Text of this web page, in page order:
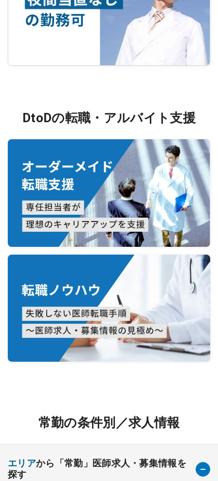
DtoDの転職・アルバイト支援
常勤の条件別／求人情報
エリアから「常勤」医師求人・募集情報を
探す